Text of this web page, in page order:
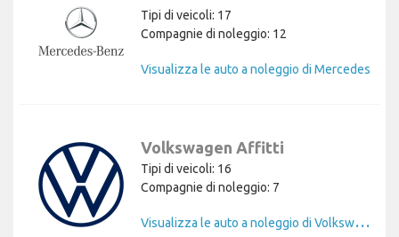
Tipi di veicoli: 17
Compagnie di noleggio: 12
Visualizza le auto a noleggio di Mercedes
Volkswagen Affitti
Tipi di veicoli: 16
Compagnie di noleggio: 7
V
isualizza le auto a noleggio di Volkswagen